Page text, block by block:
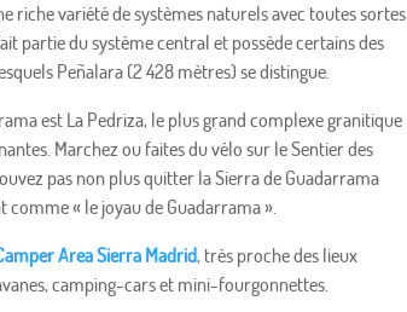
riche variété de systèmes naturels avec toutes sortes
partie du système central et possède certains des
Peñalara (2 428 mètres) se distingue.
est La Pedriza, le plus grand complexe granitique
Marchez ou faites du vélo sur le Sentier des
pas non plus quitter la Sierra de Guadarrama
comme « le joyau de Guadarrama ».
Area Sierra Madrid, très proche des lieux
camping-cars et mini-fourgonnettes.